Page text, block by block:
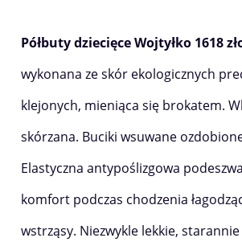
Półbuty dziecięce Wojtyłko 1618
wykonana ze skór ekologicznych
klejonych, mieniąca się brokatem.
skórzana. Buciki wsuwane
Elastyczna antypoślizgowa
komfort podczas chodzenia
wstrząsy. Niezwykle lekkie,